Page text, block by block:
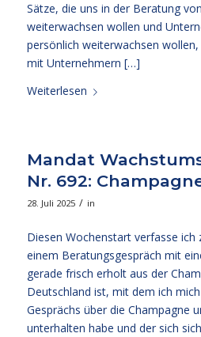
Sätze, die uns in der Beratung
weiterwachsen wollen und
persönlich weiterwachsen
mit Unternehmern […]
Weiterlesen
Mandat
Nr. 692:
28. Juli 2025 / in
Diesen Wochenstart verfasse ich
einem Beratungsgespräch mit
gerade frisch erholt aus der
Deutschland ist, mit dem ich
Gesprächs über die Champagne
unterhalten habe und der sich